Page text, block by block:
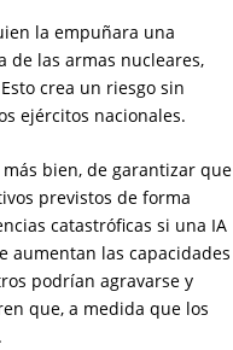
la empuñara una
de las armas nucleares,
crea un riesgo sin
ejércitos nacionales.
bien, de garantizar que
previstos de forma
catastróficas si una IA
aumentan las capacidades
podrían agravarse y
que, a medida que los